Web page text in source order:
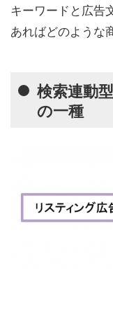
キーワードと広告
あればどのような
検索連動
の一種